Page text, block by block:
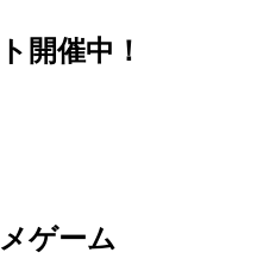
開催中！
ゲーム